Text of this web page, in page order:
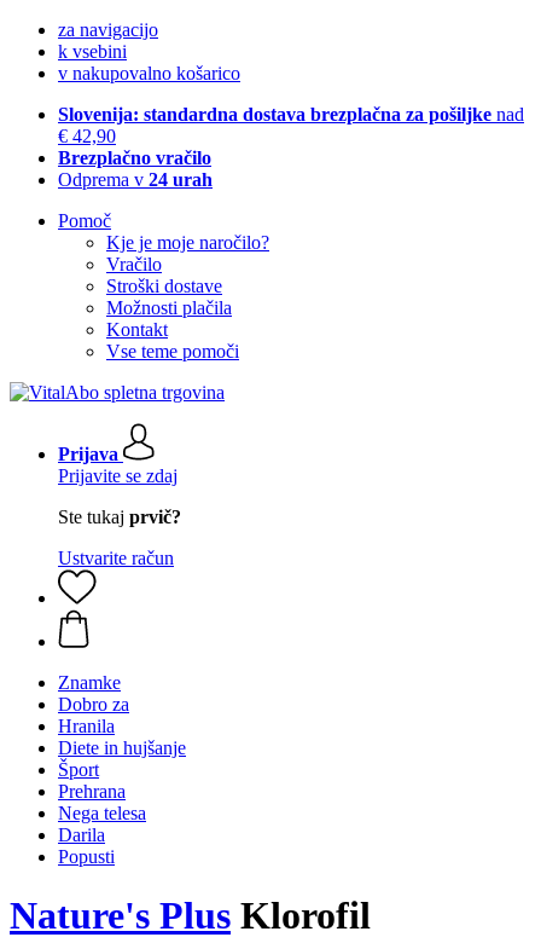
za navigacijo
k vsebini
v nakupovalno košarico
Slovenija: standardna dostava brezplačna za pošiljke nad
€ 42,90
Brezplačno vračilo
Odprema v 24 urah
Pomoč
Kje je moje naročilo?
Vračilo
Stroški dostave
Možnosti plačila
Kontakt
Vse teme pomoči
Prijava
Prijavite se zdaj
Ste tukaj prvič?
Ustvarite račun
Znamke
Dobro za
Hranila
Diete in hujšanje
Šport
Prehrana
Nega telesa
Darila
Popusti
Nature's Plus Klorofil